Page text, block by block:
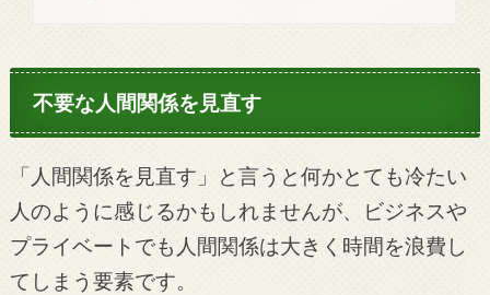
不要な人間関係を見直す
「人間関係を見直す」と言うと何かとても冷たい
人のように感じるかもしれませんが、ビジネスや
プライベートでも人間関係は大きく時間を浪費し
てしまう要素です。